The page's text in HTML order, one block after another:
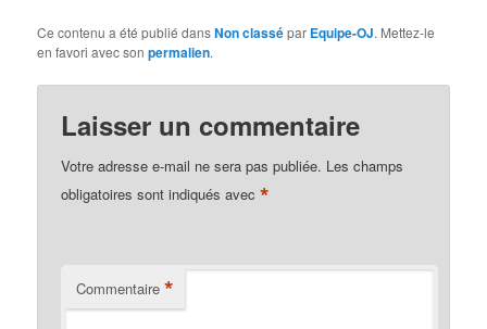
Ce contenu a été publié dansNon classépar Equipe-OJ. Mettez-le
en favori avec sonpermalien.
Laisser un commentaire
Votre adresse e-mail ne sera pas publiée. Les champs
obligatoires sont indiqués avec*
Commentaire *